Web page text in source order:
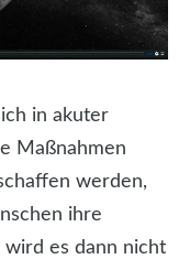
in akuter
Maßnahmen
werden,
ihre
wird es dann nicht